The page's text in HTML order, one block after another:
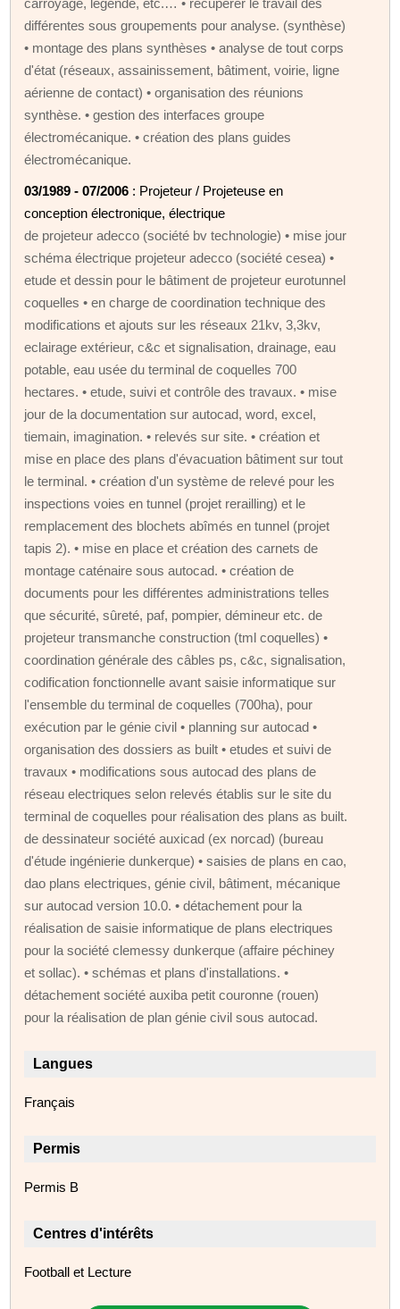
différentes sous groupements pour analyse. (synthèse)
• montage des plans synthèses • analyse de tout corps
d'état (réseaux, assainissement, bâtiment, voirie, ligne
aérienne de contact) • organisation des réunions
synthèse. • gestion des interfaces groupe
électromécanique. • création des plans guides
électromécanique.
03/1989 - 07/2006 : Projeteur / Projeteuse en
conception électronique, électrique
de projeteur adecco (société bv technologie) • mise jour
schéma électrique projeteur adecco (société cesea) •
etude et dessin pour le bâtiment de projeteur eurotunnel
coquelles • en charge de coordination technique des
modifications et ajouts sur les réseaux 21kv, 3,3kv,
eclairage extérieur, c&c et signalisation, drainage, eau
potable, eau usée du terminal de coquelles 700
hectares. • etude, suivi et contrôle des travaux. • mise
jour de la documentation sur autocad, word, excel,
tiemain, imagination. • relevés sur site. • création et
mise en place des plans d'évacuation bâtiment sur tout
le terminal. • création d'un système de relevé pour les
inspections voies en tunnel (projet rerailling) et le
remplacement des blochets abîmés en tunnel (projet
tapis 2). • mise en place et création des carnets de
montage caténaire sous autocad. • création de
documents pour les différentes administrations telles
que sécurité, sûreté, paf, pompier, démineur etc. de
projeteur transmanche construction (tml coquelles) •
coordination générale des câbles ps, c&c, signalisation,
codification fonctionnelle avant saisie informatique sur
l'ensemble du terminal de coquelles (700ha), pour
exécution par le génie civil • planning sur autocad •
organisation des dossiers as built • etudes et suivi de
travaux • modifications sous autocad des plans de
réseau electriques selon relevés établis sur le site du
terminal de coquelles pour réalisation des plans as built.
de dessinateur société auxicad (ex norcad) (bureau
d'étude ingénierie dunkerque) • saisies de plans en cao,
dao plans electriques, génie civil, bâtiment, mécanique
sur autocad version 10.0. • détachement pour la
réalisation de saisie informatique de plans electriques
pour la société clemessy dunkerque (affaire péchiney
et sollac). • schémas et plans d'installations. •
détachement société auxiba petit couronne (rouen)
pour la réalisation de plan génie civil sous autocad.
Langues
Français
Permis
Permis B
Centres d'intérêts
Football et Lecture